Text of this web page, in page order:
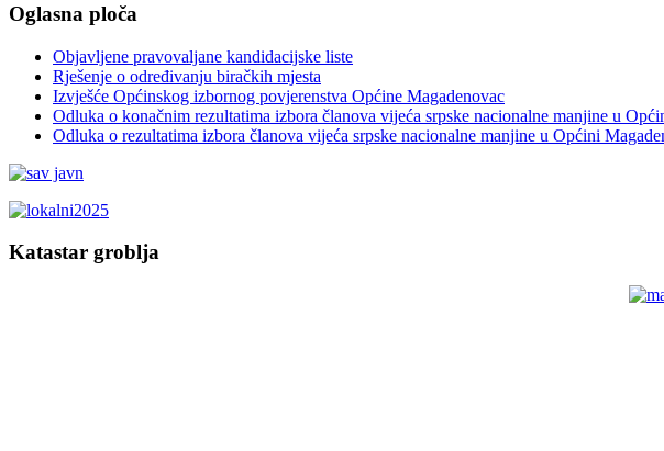
Oglasna ploča
Objavljene pravovaljane kandidacijske liste
Rješenje o određivanju biračkih mjesta
Izvješće Općinskog izbornog povjerenstva Općine Magadenovac
Odluka o konačnim rezultatima izbora članova vijeća srpske nacionalne manjine u
Odluka o rezultatima izbora članova vijeća srpske nacionalne manjine u Općini
Katastar groblja